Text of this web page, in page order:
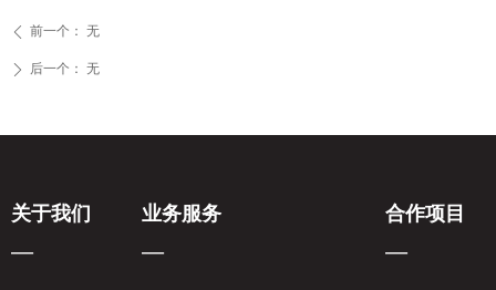
ꄴ 前一个： 无
ꄲ 后一个： 无
关于我们
—
业务服务
—
合作项目
—